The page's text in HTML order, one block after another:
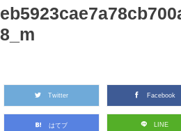
8_m
Twitter Facebook
はてブ LINE